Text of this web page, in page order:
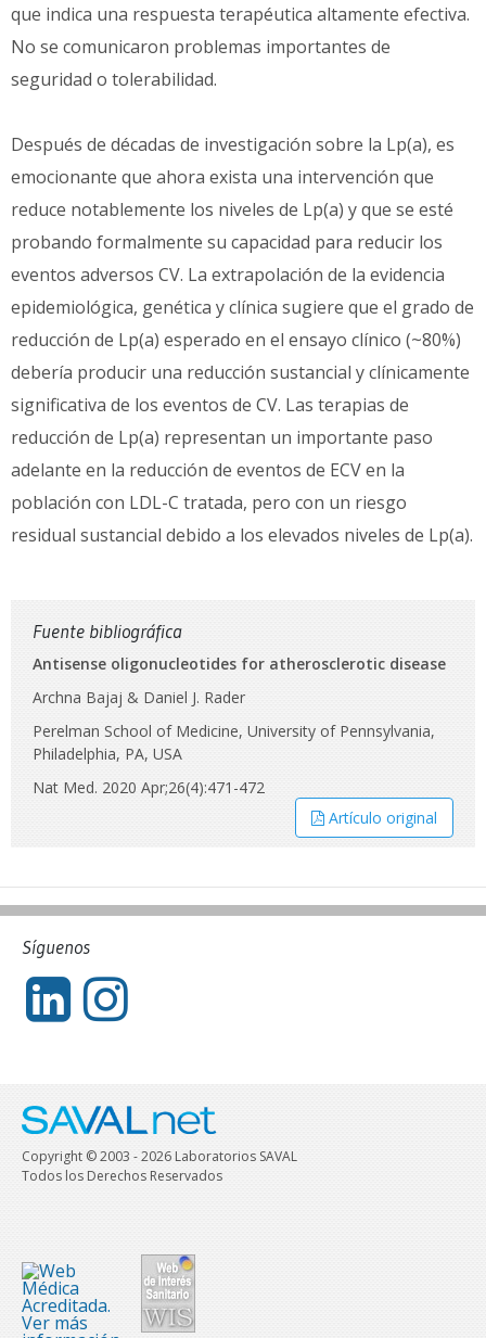
que indica una respuesta terapéutica altamente efectiva.
No se comunicaron problemas importantes de
seguridad o tolerabilidad.
Después de décadas de investigación sobre la Lp(a), es
emocionante que ahora exista una intervención que
reduce notablemente los niveles de Lp(a) y que se esté
probando formalmente su capacidad para reducir los
eventos adversos CV. La extrapolación de la evidencia
epidemiológica, genética y clínica sugiere que el grado de
reducción de Lp(a) esperado en el ensayo clínico (~80%)
debería producir una reducción sustancial y clínicamente
significativa de los eventos de CV. Las terapias de
reducción de Lp(a) representan un importante paso
adelante en la reducción de eventos de ECV en la
población con LDL-C tratada, pero con un riesgo
residual sustancial debido a los elevados niveles de Lp(a).
Fuente bibliográfica
Antisense oligonucleotides for atherosclerotic disease
Archna Bajaj & Daniel J. Rader
Perelman School of Medicine, University of Pennsylvania,
Philadelphia, PA, USA
Nat Med. 2020 Apr;26(4):471-472
Artículo original
Síguenos
Copyright © 2003 - 2026 Laboratorios SAVAL
Todos los Derechos Reservados